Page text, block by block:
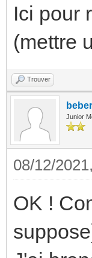
Ici pour
(mettre
Trouver
Junior
08/12/
OK !